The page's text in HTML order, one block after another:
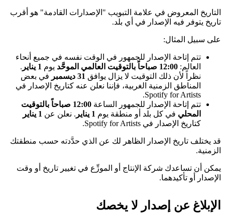
التاريخ المعروض في علامة التبويب "الإصدارات القادمة" هو أقرب
تاريخ يتوفر فيه الإصدار في أي بلد.
على سبيل المثال:
تتم إتاحة الإصدار للجمهور في الوقت نفسه في جميع أنحاء
العالم: 12:00 صباحاً بالتوقيت العالمي الموحَّد يوم 1 يناير
.
نظراً لأن ذلك التوقيت لا يزال يوافق 31 ديسمبر
في بعض
المناطق الزمنية الغربية، فإننا نعلن عنه كتاريخ الإصدار في
Spotify for Artists.
تتم إتاحة الإصدار للجمهور الساعة
12:00 صباحاً بالتوقيت
المحلي في كل بلد أو منطقة يوم 1 يناير . نعلن عن 1 يناير
كتاريخ الإصدار في Spotify for Artists.
قد يختلف تاريخ الإصدار الظاهر لك عن الذي حدَّدته حسب منطقتك
الزمنية.
يمكن أن تساعدك شركة الإنتاج أو الموزِّع في تغيير تاريخ أو وقت
الإصدار أو تأكيدهما.
الإبلاغ عن إصدار لا يخصك